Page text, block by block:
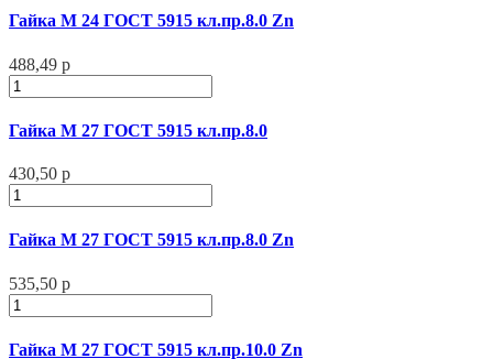
Гайка М 24 ГОСТ 5915 кл.пр.8.0 Zn
488,49 р
Гайка М 27 ГОСТ 5915 кл.пр.8.0
430,50 р
Гайка М 27 ГОСТ 5915 кл.пр.8.0 Zn
535,50 р
Гайка М 27 ГОСТ 5915 кл.пр.10.0 Zn